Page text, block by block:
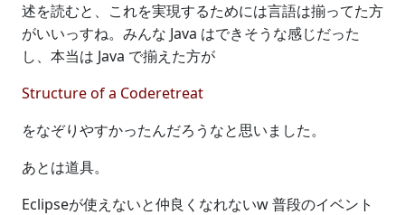
述を読むと、これを実現するためには言語は揃ってた方
がいいっすね。みんな Java はできそうな感じだった
し、本当は Java で揃えた方が
Structure of a Coderetreat
をなぞりやすかったんだろうなと思いました。
あとは道具。
Eclipseが使えないと仲良くなれないw 普段のイベント